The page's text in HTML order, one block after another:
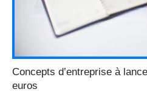
Concepts d’entreprise à
euros